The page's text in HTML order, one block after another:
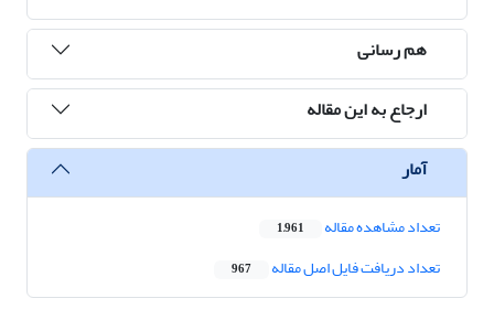
هم رسانی
ارجاع به این مقاله
آمار
تعداد مشاهده مقاله 1,961
تعداد دریافت فایل اصل مقاله 967